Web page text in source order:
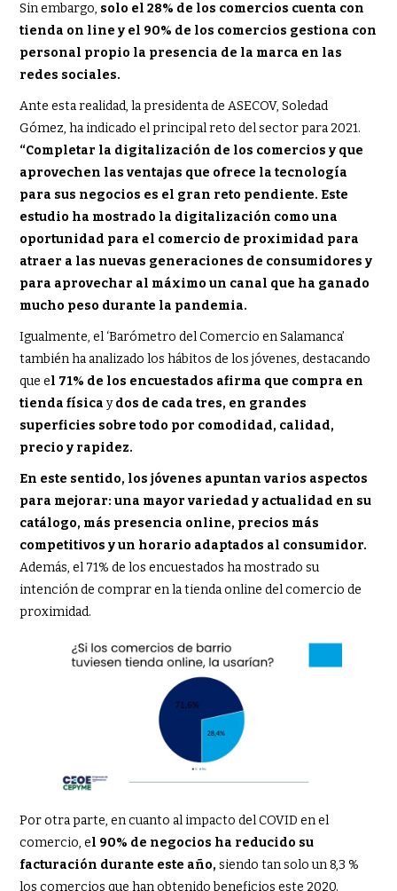
Sin embargo, solo el 28% de los comercios cuenta con
tienda on line y el 90% de los comercios gestiona con
personal propio la presencia de la marca en las
redes sociales.
Ante esta realidad, la presidenta de ASECOV, Soledad
Gómez, ha indicado el principal reto del sector para 2021.
“Completar la digitalización de los comercios y que
aprovechen las ventajas que ofrece la tecnología
para sus negocios es el gran reto pendiente. Este
estudio ha mostrado la digitalización como una
oportunidad para el comercio de proximidad para
atraer a las nuevas generaciones de consumidores y
para aprovechar al máximo un canal que ha ganado
mucho peso durante la pandemia.
Igualmente, el ‘Barómetro del Comercio en Salamanca’
también ha analizado los hábitos de los jóvenes, destacando
que el 71% de los encuestados afirma que compra en
tienda física ydos de cada tres, en grandes
superficies sobre todo por comodidad, calidad,
precio y rapidez.
En este sentido, los jóvenes apuntan varios aspectos
para mejorar: una mayor variedad y actualidad en su
catálogo, más presencia online, precios más
competitivos y un horario adaptados al consumidor.
Además, el 71% de los encuestados ha mostrado su
intención de comprar en la tienda online del comercio de
proximidad.
Por otra parte, en cuanto al impacto del COVID en el
comercio, el 90% de negocios ha reducido su
facturación durante este año,siendo tan solo un 8,3 %
los comercios que han obtenido beneficios este 2020.